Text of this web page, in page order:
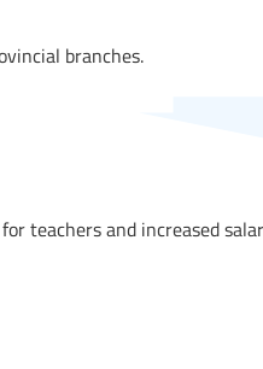
branches.
teachers and increased